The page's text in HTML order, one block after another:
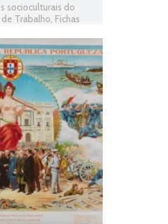
socioculturais do
de Trabalho Fichas
,História 9º Ano
,
soviética,